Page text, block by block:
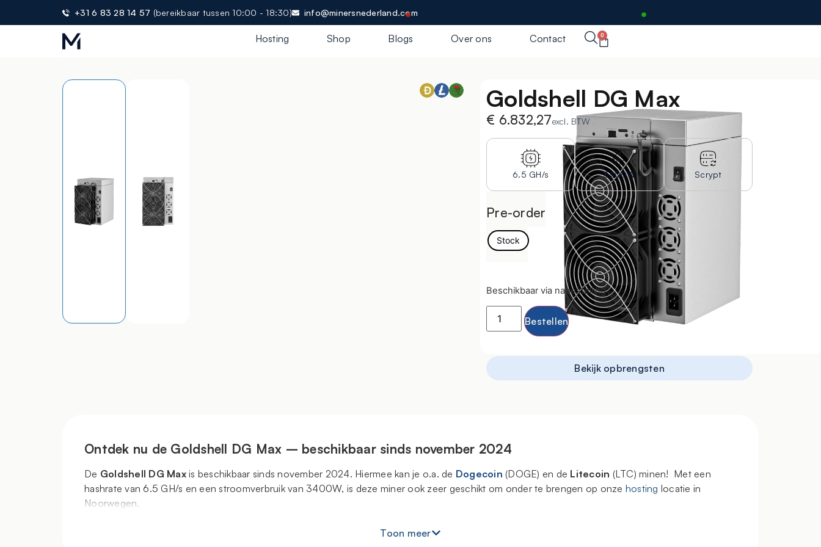
+31 6 83 28 14 57 (bereikbaar tussen 10:00 - 18:30) info@minersnederland.com
Hosting Shop Blogs Over ons Contact 0
Goldshell DG Max
€ 6.832,27excl. BTW
6.5 GH/s 3400W Scrypt
Pre-order
Stock
Beschikbaar via nabestelling
Bestellen
Bekijk opbrengsten
Ontdek nu de Goldshell DG Max – beschikbaar sinds november 2024
De Goldshell DG Maxis beschikbaar sinds november 2024. Hiermee kan je o.a. de Dogecoin (DOGE) en de Litecoin (LTC) minen! Met een
hashrate van 6.5 GH/s en een stroomverbruik van 3400W, is deze miner ook zeer geschikt om onder te brengen op onze hosting locatie in
Noorwegen.
Toon meer